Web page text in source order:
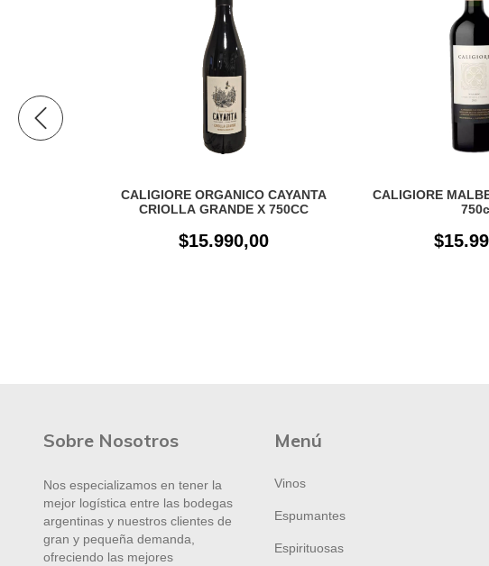
CALIGIORE ORGANICO CAYANTA
CRIOLLA GRANDE X 750CC
$15.990,00
CALIGIORE
Sobre Nosotros
Nos especializamos en tener la
mejor logística entre las bodegas
argentinas y nuestros clientes de
gran y pequeña demanda,
ofreciendo las mejores
Menú
Vinos
Espumantes
Espirituosas